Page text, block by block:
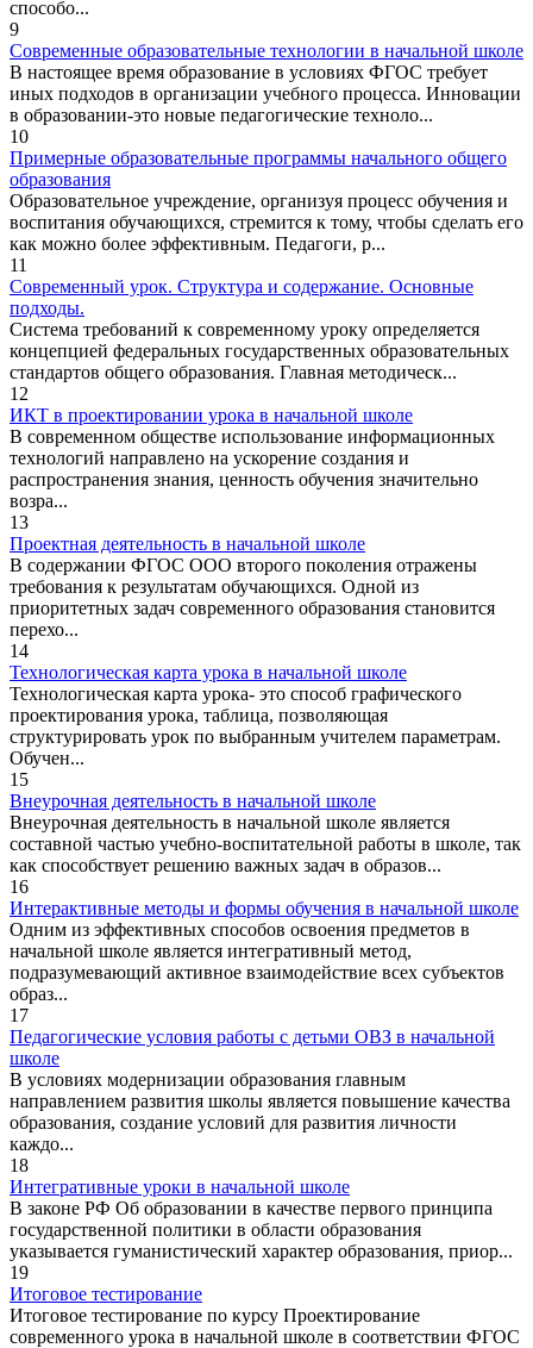
способо...
9
Современные образовательные технологии в начальной школе
В настоящее время образование в условиях ФГОС требует
иных подходов в организации учебного процесса. Инновации
в образовании-это новые педагогические техноло...
10
Примерные образовательные программы начального общего
образования
Образовательное учреждение, организуя процесс обучения и
воспитания обучающихся, стремится к тому, чтобы сделать его
как можно более эффективным. Педагоги, р...
11
Современный урок. Структура и содержание. Основные
подходы.
Система требований к современному уроку определяется
концепцией федеральных государственных образовательных
стандартов общего образования. Главная методическ...
12
ИКТ в проектировании урока в начальной школе
В современном обществе использование информационных
технологий направлено на ускорение создания и
распространения знания, ценность обучения значительно
возра...
13
Проектная деятельность в начальной школе
В содержании ФГОС ООО второго поколения отражены
требования к результатам обучающихся. Одной из
приоритетных задач современного образования становится
перехо...
14
Технологическая карта урока в начальной школе
Технологическая карта урока- это способ графического
проектирования урока, таблица, позволяющая
структурировать урок по выбранным учителем параметрам.
Обучен...
15
Внеурочная деятельность в начальной школе
Внеурочная деятельность в начальной школе является
составной частью учебно-воспитательной работы в школе, так
как способствует решению важных задач в образов...
16
Интерактивные методы и формы обучения в начальной школе
Одним из эффективных способов освоения предметов в
начальной школе является интегративный метод,
подразумевающий активное взаимодействие всех субъектов
образ...
17
Педагогические условия работы с детьми ОВЗ в начальной
школе
В условиях модернизации образования главным
направлением развития школы является повышение качества
образования, создание условий для развития личности
каждо...
18
Интегративные уроки в начальной школе
В законе РФ Об образовании в качестве первого принципа
государственной политики в области образования
указывается гуманистический характер образования, приор...
19
Итоговое тестирование
Итоговое тестирование по курсу Проектирование
современного урока в начальной школе в соответствии ФГОС